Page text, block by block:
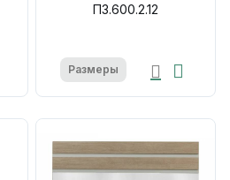
П3.600.2.12
Размеры